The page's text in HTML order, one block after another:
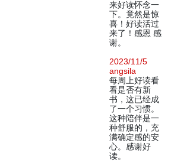
来好读怀念一
下。竟然是惊
喜！好读活过
来了！感恩 感
谢。
2023/11/5
angsila
每周上好读看
看是否有新
书，这已经成
了一个习惯。
这种陪伴是一
种舒服的，充
满确定感的安
心。感谢好
读。